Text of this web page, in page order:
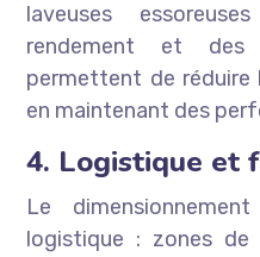
laveuses
rendement et des
permettent de réduire
en maintenant des
4. Logistique et
Le
logistique : zones